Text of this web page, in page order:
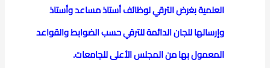
العلمية بغرض الترقي لوظائف أستاذ مساعد وأستاذ
وإرسالها للجان الدائمة للترقي حسب الضوابط والقواعد
المعمول بها من المجلس الأعلى للجامعات.